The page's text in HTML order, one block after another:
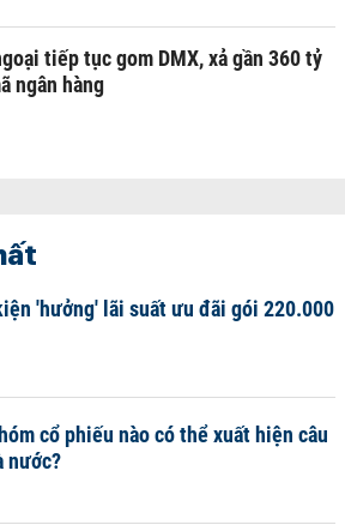
tiếp tục gom DMX, xả gần 360 tỷ
ngân hàng
'hưởng' lãi suất ưu đãi gói 220.000
cổ phiếu nào có thể xuất hiện câu
nước?